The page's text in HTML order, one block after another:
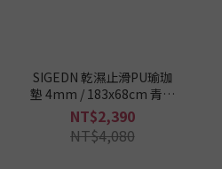
SIGEDN 乾濕止滑PU瑜珈
墊 4mm / 183x68cm 青蕪
淺淺 仙女墊 花神墊
NT$2,390
NT$4,080